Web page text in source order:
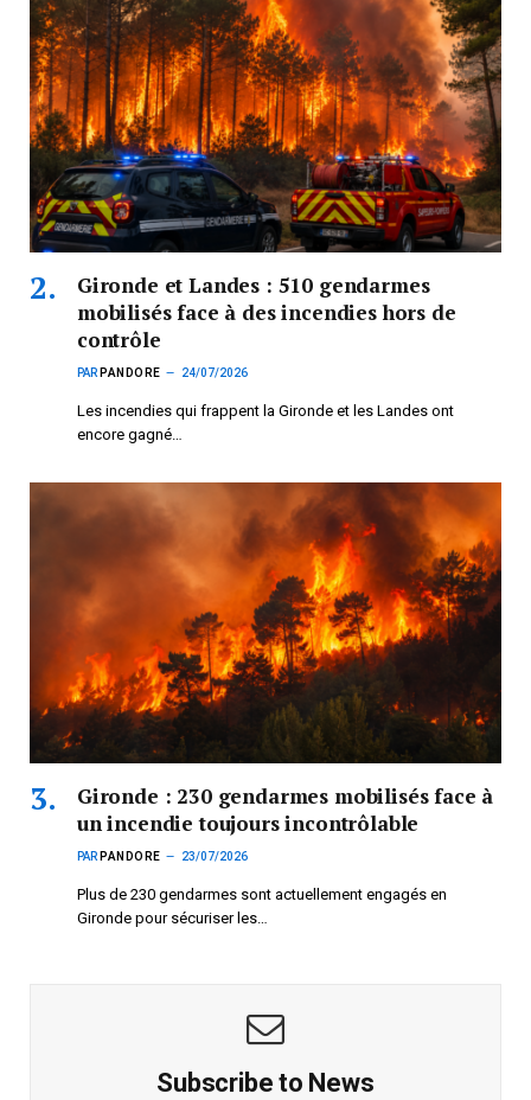
Gironde et Landes : 510 gendarmes
mobilisés face à des incendies hors de
contrôle
PAR PANDORE 24/07/2026
Les incendies qui frappent la Gironde et les Landes ont
encore gagné…
Gironde : 230 gendarmes mobilisés face à
un incendie toujours incontrôlable
PAR PANDORE 23/07/2026
Plus de 230 gendarmes sont actuellement engagés en
Gironde pour sécuriser les…
Subscribe to News